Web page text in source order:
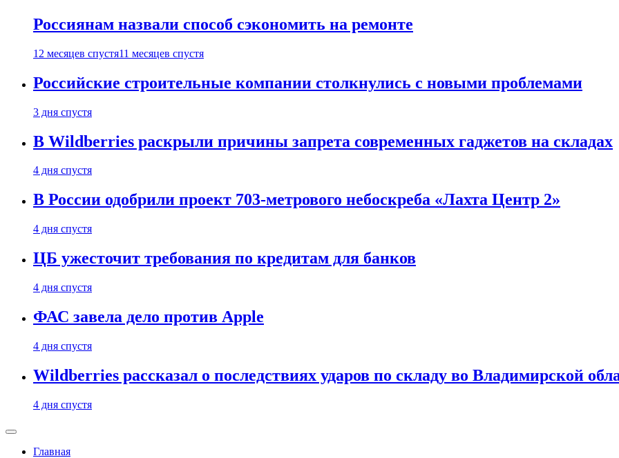
Россиянам назвали способ сэкономить на ремонте
12 месяцев спустя11 месяцев спустя
Российские строительные компании столкнулись с новыми проблемами
3 дня спустя
В Wildberries раскрыли причины запрета современных гаджетов на складах
4 дня спустя
В России одобрили проект 703-метрового небоскреба «Лахта Центр 2»
4 дня спустя
ЦБ ужесточит требования по кредитам для банков
4 дня спустя
ФАС завела дело против Apple
4 дня спустя
Wildberries рассказал о последствиях ударов по складу во Владимирской
4 дня спустя
Главная